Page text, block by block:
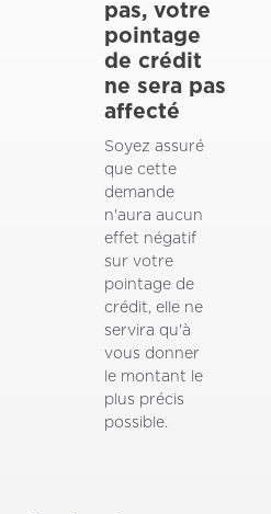
pas, votre
pointage
de crédit
ne sera pas
affecté
Soyez assuré
que cette
demande
n'aura aucun
effet négatif
sur votre
pointage de
crédit, elle ne
servira qu'à
vous donner
le montant le
plus précis
possible.